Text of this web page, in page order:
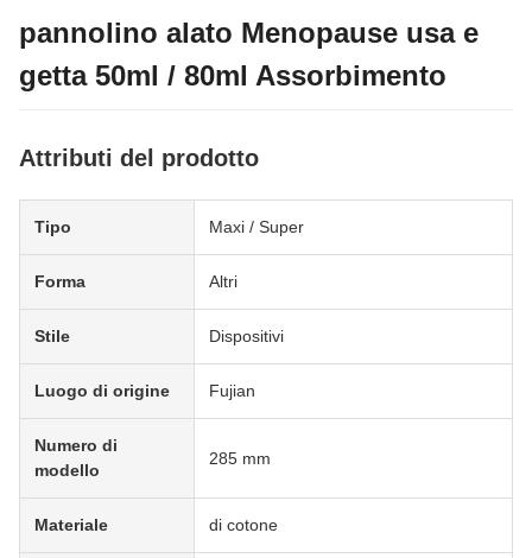
pannolino alato Menopause usa e
getta 50ml / 80ml Assorbimento
Attributi del prodotto
Tipo Maxi / Super
Forma Altri
Stile Dispositivi
Luogo di origine Fujian
Numero di
modello
285 mm
Materiale di cotone